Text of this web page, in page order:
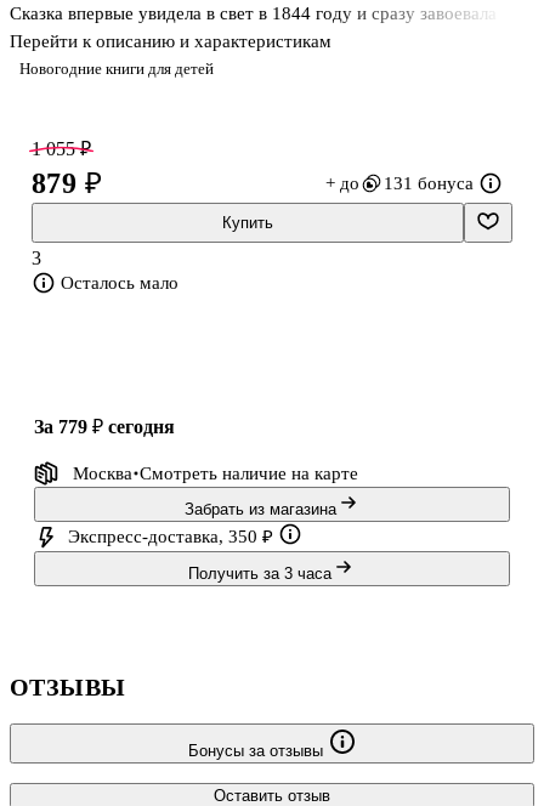
Новогодние книги для детей
Сказка впервые увидела в свет в 1844 году и сразу завоевала
любовь читателей. Трогательная и светлая история о
самоотверженной любви, побеждающей зло, о вере и
тяжёлых испытаний, прекрасный повод поговорить с ребёнком о
вечных ценностях, о борьбе добра и зла.
Перевод с датского А. и П. Ганзен
Художник Екатерина Бородачева
Перейти к описанию и характеристикам
1 055 ₽
879 ₽ + до 131 бонуса
Купить
3
Осталось мало
за 779 ₽ сегодня
Москва Смотреть наличие на карте
Забрать из магазина
Экспресс-доставка, 350 ₽
Получить за 3 часа
ОТЗЫВЫ
Бонусы за отзывы
Оставить отзыв